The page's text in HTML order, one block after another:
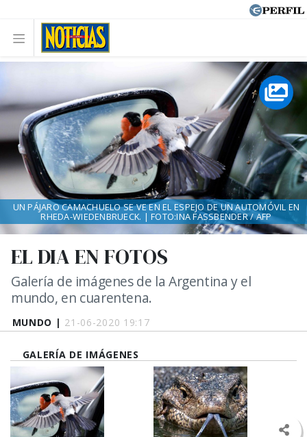
MUNDO | 21-06-2020 19:17
EL DIA EN FOTOS
Galería de imágenes de la Argentina y el
mundo, en cuarentena.
UN PÁJARO CAMACHUELO SE VE EN EL ESPEJO DE UN AUTOMÓVIL EN
RHEDA-WIEDENBRUECK. | FOTO:INA FASSBENDER / AFP
GALERÍA DE IMÁGENES